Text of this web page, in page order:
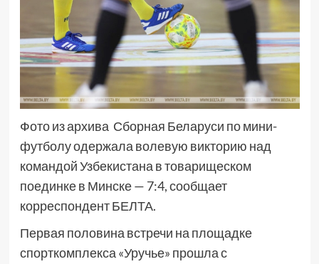
Фото из архива Сборная Беларуси по мини-
футболу одержала волевую викторию над
командой Узбекистана в товарищеском
поединке в Минске — 7:4, сообщает
корреспондент БЕЛТА.
Первая половина встречи на площадке
спорткомплекса «Уручье» прошла с